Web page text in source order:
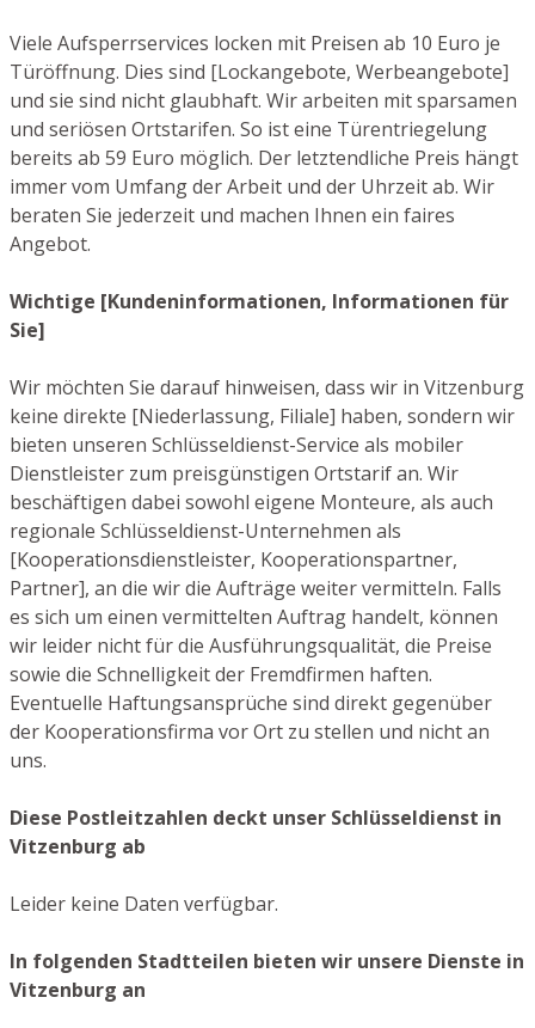
Viele Aufsperrservices locken mit Preisen ab 10 Euro je
Türöffnung. Dies sind [Lockangebote, Werbeangebote]
und sie sind nicht glaubhaft. Wir arbeiten mit sparsamen
und seriösen Ortstarifen. So ist eine Türentriegelung
bereits ab 59 Euro möglich. Der letztendliche Preis hängt
immer vom Umfang der Arbeit und der Uhrzeit ab. Wir
beraten Sie jederzeit und machen Ihnen ein faires
Angebot.
Wichtige [Kundeninformationen, Informationen für
Sie]
Wir möchten Sie darauf hinweisen, dass wir in Vitzenburg
keine direkte [Niederlassung, Filiale] haben, sondern wir
bieten unseren Schlüsseldienst-Service als mobiler
Dienstleister zum preisgünstigen Ortstarif an. Wir
beschäftigen dabei sowohl eigene Monteure, als auch
regionale Schlüsseldienst-Unternehmen als
[Kooperationsdienstleister, Kooperationspartner,
Partner], an die wir die Aufträge weiter vermitteln. Falls
es sich um einen vermittelten Auftrag handelt, können
wir leider nicht für die Ausführungsqualität, die Preise
sowie die Schnelligkeit der Fremdfirmen haften.
Eventuelle Haftungsansprüche sind direkt gegenüber
der Kooperationsfirma vor Ort zu stellen und nicht an
uns.
Diese Postleitzahlen deckt unser Schlüsseldienst in
Vitzenburg ab
Leider keine Daten verfügbar.
In folgenden Stadtteilen bieten wir unsere Dienste in
Vitzenburg an